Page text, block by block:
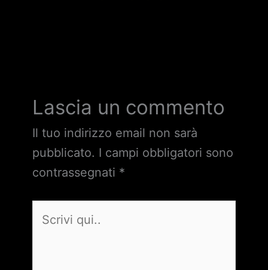
Lascia un commento
Il tuo indirizzo email non sarà
pubblicato. I campi obbligatori sono
contrassegnati *
qui..